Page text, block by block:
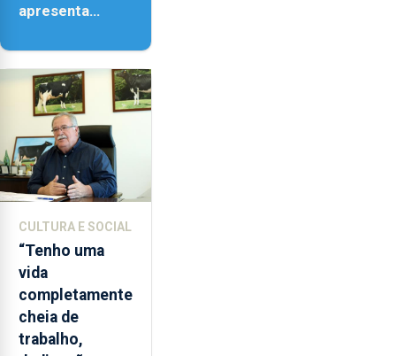
apresenta
Paisagem’
CULTURA E SOCIAL
“Tenho uma
vida
completamente
cheia de
trabalho,